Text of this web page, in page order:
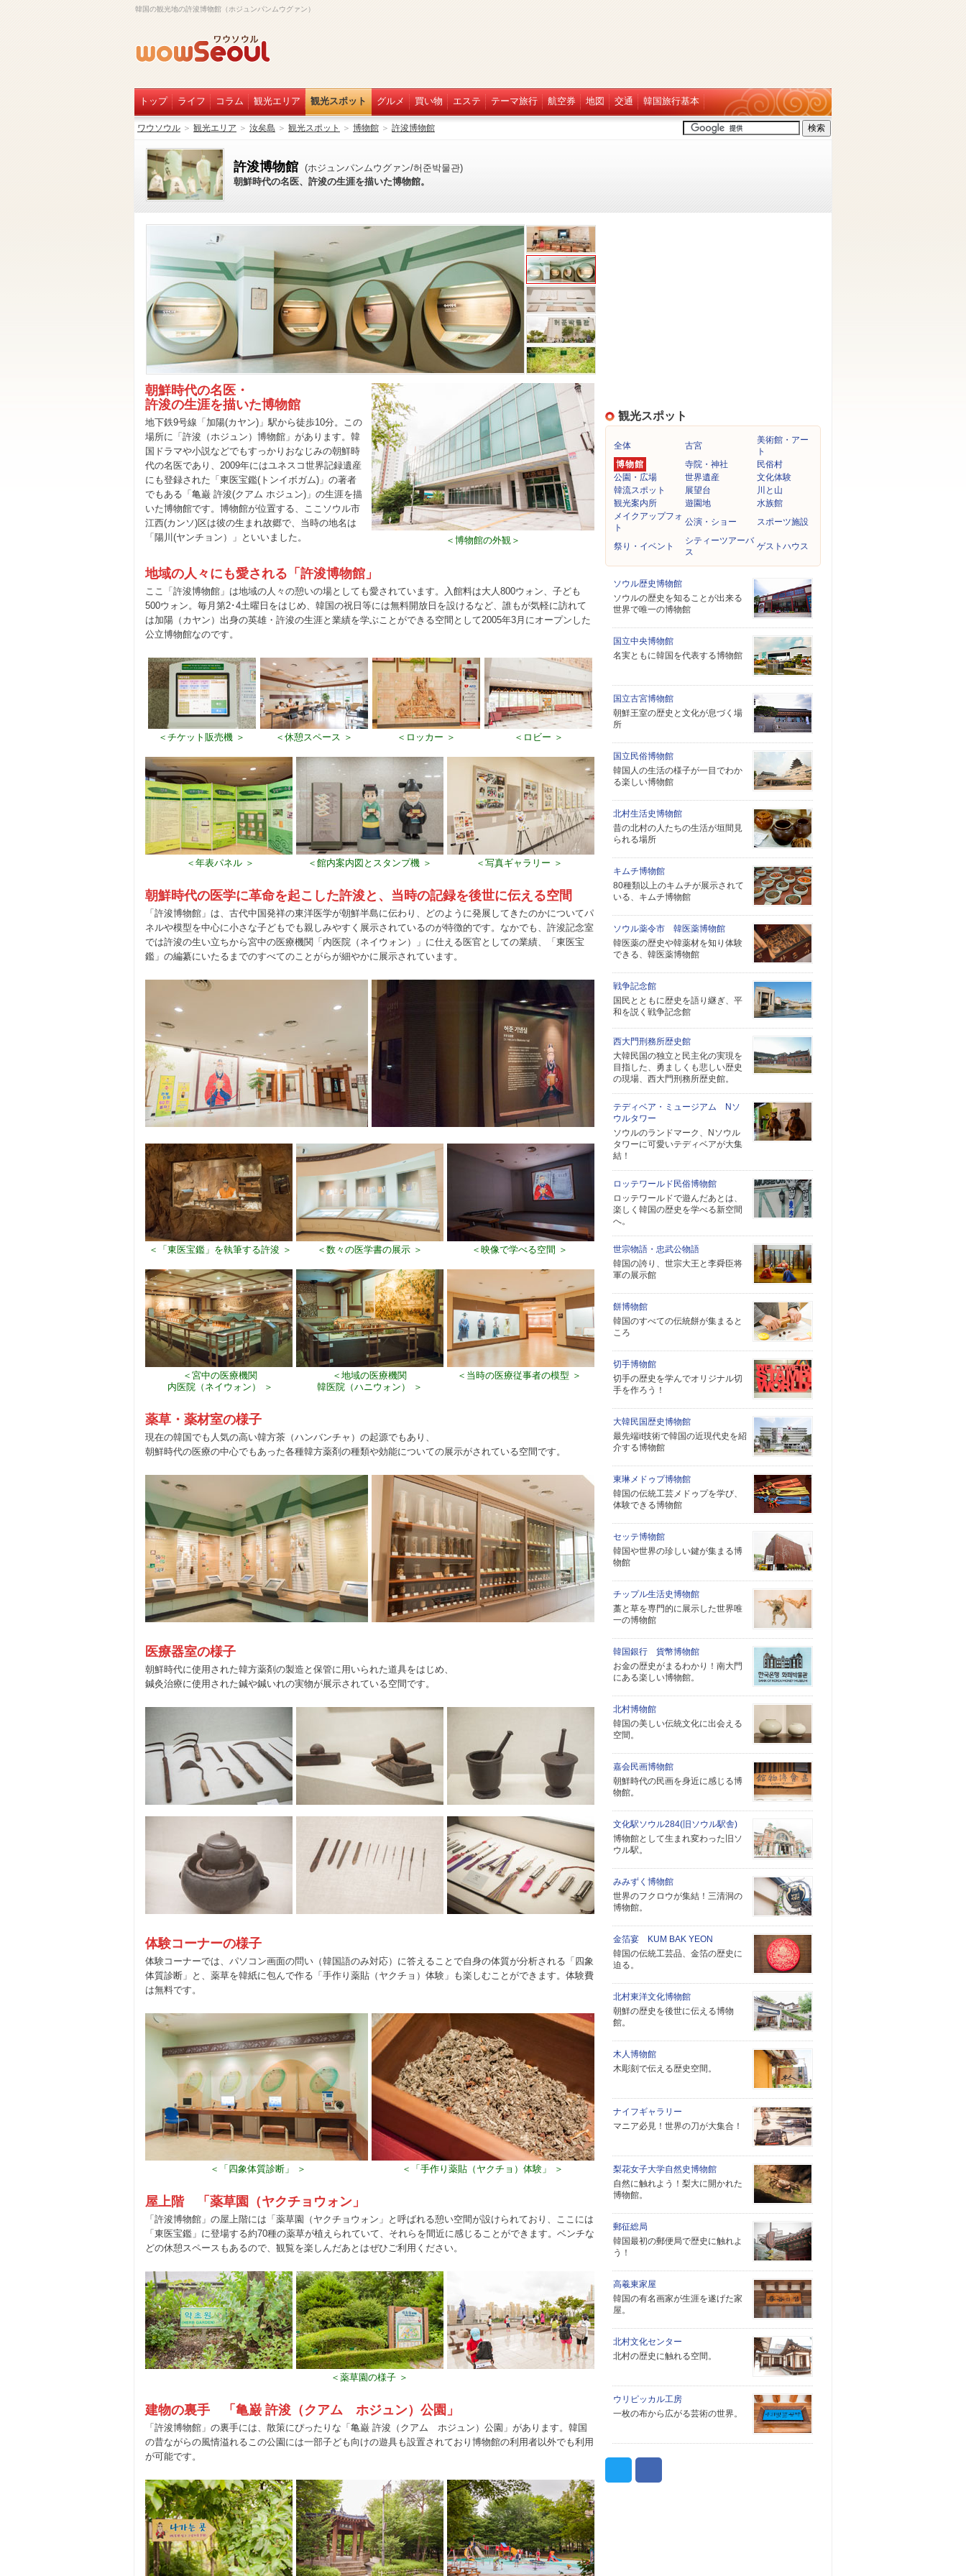
韓国の観光地の許浚博物館（ホジュンパンムウグァン）
トップ ライフ コラム 観光エリア 観光スポット グルメ 買い物 エステ テーマ旅行 航空券 地図 交通 韓国旅行基本
ワウソウル ＞ 観光エリア ＞ 汝矣島 ＞ 観光スポット ＞ 博物館 ＞ 許浚博物館
許浚博物館 (ホジュンパンムウグァン/허준박물관)
朝鮮時代の名医、許浚の生涯を描いた博物館。
＜博物館の外観＞
朝鮮時代の名医・
許浚の生涯を描いた博物館
地下鉄9号線「加陽(カヤン)」駅から徒歩10分。この
場所に「許浚（ホジュン）博物館」があります。韓
国ドラマや小説などでもすっかりおなじみの朝鮮時
代の名医であり、2009年にはユネスコ世界記録遺産
にも登録された「東医宝鑑(トンイボガム)」の著者
でもある「亀巌 許浚(クアム ホジュン)」の生涯を描
いた博物館です。博物館が位置する、ここソウル市
江西(カンソ)区は彼の生まれ故郷で、当時の地名は
「陽川(ヤンチョン）」といいました。
地域の人々にも愛される「許浚博物館」
ここ「許浚博物館」は地域の人々の憩いの場としても愛されています。入館料は大人800ウォン、子ども
500ウォン。毎月第2･4土曜日をはじめ、韓国の祝日等には無料開放日を設けるなど、誰もが気軽に訪れて
は加陽（カヤン）出身の英雄・許浚の生涯と業績を学ぶことができる空間として2005年3月にオープンした
公立博物館なのです。
＜チケット販売機 ＞ ＜休憩スペース ＞ ＜ロッカー ＞ ＜ロビー ＞
＜年表パネル ＞ ＜館内案内図とスタンプ機 ＞ ＜写真ギャラリー ＞
朝鮮時代の医学に革命を起こした許浚と、当時の記録を後世に伝える空間
「許浚博物館」は、古代中国発祥の東洋医学が朝鮮半島に伝わり、どのように発展してきたのかについてパ
ネルや模型を中心に小さな子どもでも親しみやすく展示されているのが特徴的です。なかでも、許浚記念室
では許浚の生い立ちから宮中の医療機関「内医院（ネイウォン）」に仕える医官としての業績、「東医宝
鑑」の編纂にいたるまでのすべてのことがらが細やかに展示されています。
＜「東医宝鑑」を執筆する許浚 ＞ ＜数々の医学書の展示 ＞ ＜映像で学べる空間 ＞
＜宮中の医療機関
内医院（ネイウォン） ＞
＜地域の医療機関
韓医院（ハニウォン） ＞
＜当時の医療従事者の模型 ＞
薬草・薬材室の様子
現在の韓国でも人気の高い韓方茶（ハンバンチャ）の起源でもあり、
朝鮮時代の医療の中心でもあった各種韓方薬剤の種類や効能についての展示がされている空間です。
医療器室の様子
朝鮮時代に使用された韓方薬剤の製造と保管に用いられた道具をはじめ、
鍼灸治療に使用された鍼や鍼いれの実物が展示されている空間です。
体験コーナーの様子
体験コーナーでは、パソコン画面の問い（韓国語のみ対応）に答えることで自身の体質が分析される「四象
体質診断」と、薬草を韓紙に包んで作る「手作り薬貼（ヤクチョ）体験」も楽しむことができます。体験費
は無料です。
＜「四象体質診断」 ＞ ＜「手作り薬貼（ヤクチョ）体験」 ＞
屋上階 「薬草園（ヤクチョウォン」
「許浚博物館」の屋上階には「薬草園（ヤクチョウォン」と呼ばれる憩い空間が設けられており、ここには
「東医宝鑑」に登場する約70種の薬草が植えられていて、それらを間近に感じることができます。ベンチな
どの休憩スペースもあるので、観覧を楽しんだあとはぜひご利用ください。
＜薬草園の様子 ＞
建物の裏手 「亀巌 許浚（クアム ホジュン）公園」
「許浚博物館」の裏手には、散策にぴったりな「亀巌 許浚（クアム ホジュン）公園」があります。韓国
の昔ながらの風情溢れるこの公園には一部子ども向けの遊具も設置されており博物館の利用者以外でも利用
が可能です。
観光スポット
全体 古宮
美術館・アー
ト
博物館
寺院・神社
民俗村
公園・広場
世界遺産
文化体験
韓流スポット
展望台
川と山
観光案内所
遊園地
水族館
メイクアップフォ
ト
公演・ショー スポーツ施設
祭り・イベント
シティーツアーバ
ス
ゲストハウス
ソウル歴史博物館
ソウルの歴史を知ることが出来る
世界で唯一の博物館
国立中央博物館
名実ともに韓国を代表する博物館
国立古宮博物館
朝鮮王室の歴史と文化が息づく場
所
国立民俗博物館
韓国人の生活の様子が一目でわか
る楽しい博物館
北村生活史博物館
昔の北村の人たちの生活が垣間見
られる場所
キムチ博物館
80種類以上のキムチが展示されて
いる、キムチ博物館
ソウル薬令市 韓医薬博物館
韓医薬の歴史や韓薬材を知り体験
できる、韓医薬博物館
戦争記念館
国民とともに歴史を語り継ぎ、平
和を説く戦争記念館
西大門刑務所歴史館
大韓民国の独立と民主化の実現を
目指した、勇ましくも悲しい歴史
の現場、西大門刑務所歴史館。
テディベア・ミュージアム Nソ
ウルタワー
ソウルのランドマーク、Nソウル
タワーに可愛いテディベアが大集
結！
ロッテワールド民俗博物館
ロッテワールドで遊んだあとは、
楽しく韓国の歴史を学べる新空間
へ。
世宗物語・忠武公物語
韓国の誇り、世宗大王と李舜臣将
軍の展示館
餅博物館
韓国のすべての伝統餅が集まると
ころ
切手博物館
切手の歴史を学んでオリジナル切
手を作ろう！
大韓民国歴史博物館
最先端it技術で韓国の近現代史を紹
介する博物館
東琳メドゥプ博物館
韓国の伝統工芸メドゥプを学び、
体験できる博物館
セッテ博物館
韓国や世界の珍しい鍵が集まる博
物館
チップル生活史博物館
藁と草を専門的に展示した世界唯
一の博物館
韓国銀行 貨幣博物館
お金の歴史がまるわかり！南大門
にある楽しい博物館。
北村博物館
韓国の美しい伝統文化に出会える
空間。
嘉会民画博物館
朝鮮時代の民画を身近に感じる博
物館。
文化駅ソウル284(旧ソウル駅舎)
博物館として生まれ変わった旧ソ
ウル駅。
みみずく博物館
世界のフクロウが集結！三清洞の
博物館。
金箔宴 KUM BAK YEON
韓国の伝統工芸品、金箔の歴史に
迫る。
北村東洋文化博物館
朝鮮の歴史を後世に伝える博物
館。
木人博物館
木彫刻で伝える歴史空間。
ナイフギャラリー
マニア必見！世界の刀が大集合！
梨花女子大学自然史博物館
自然に触れよう！梨大に開かれた
博物館。
郵征総局
韓国最初の郵便局で歴史に触れよ
う！
高羲東家屋
韓国の有名画家が生涯を遂げた家
屋。
北村文化センター
北村の歴史に触れる空間。
ウリピッカル工房
一枚の布から広がる芸術の世界。